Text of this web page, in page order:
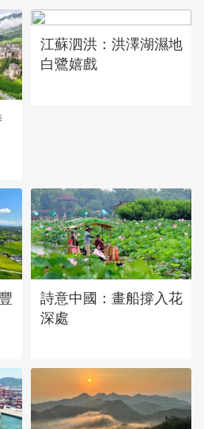
江蘇泗洪：洪澤湖濕地
白鷺嬉戲
詩意中國：畫船撐入花
深處